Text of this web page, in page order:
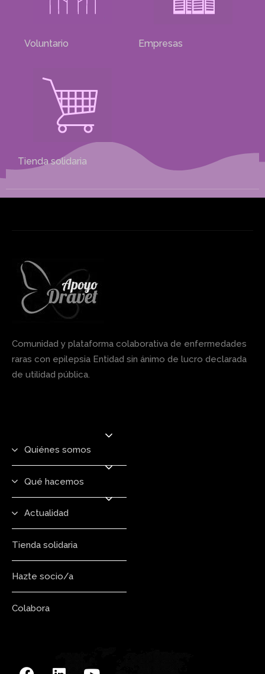
Voluntario Empresas
Tienda solidaria
Comunidad y plataforma colaborativa de enfermedades
raras con epilepsia Entidad sin ánimo de lucro declarada
de utilidad pública.
Quiénes somos
Qué hacemos
Actualidad
Tienda solidaria
Hazte socio/a
Colabora